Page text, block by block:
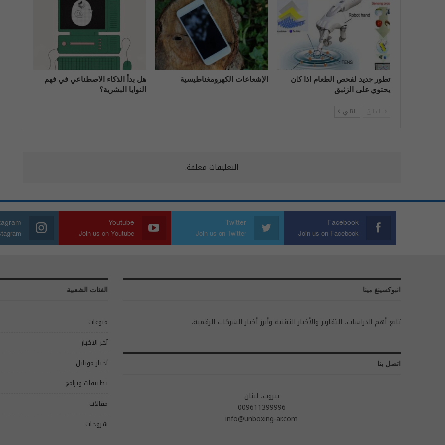
تطور جديد لفحص الطعام اذا كان
يحتوي على الزئبق
الإشعاعات الكهرومغناطيسية
هل بدأ الذكاء الاصطناعي في فهم
النوايا البشرية؟
التالي
التعليقات مغلقة.
Facebook
Join us on Facebook
Twitter
Join us on Twitter
Youtube
Join us on Youtube
انبوكسينغ مينا
تابع أهم الدراسات، التقارير والأخبار التقنية وأبرز أخبار الشركات الرقمية.
اتصل بنا
بيروت، لبنان
009611399996
info@unboxing-ar.com
الفئات الشعبية
منوعات
آخر الاخبار
أخبار موبايل
تطبيقات وبرامج
مقالات
شروحات